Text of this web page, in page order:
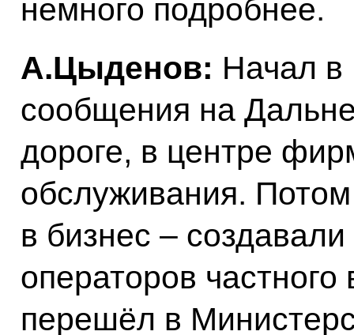
немного подробнее.
А.Цыденов: Начал в
сообщения на
дороге, в центре
обслуживания.
в бизнес –
операторов частного
перешёл в